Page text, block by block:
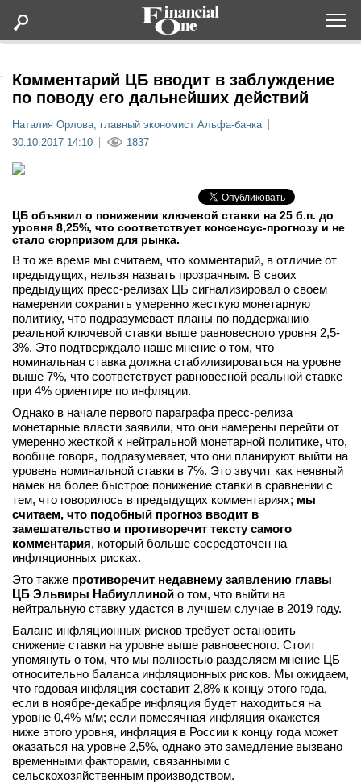
Статьи
Мероприятия
Новости
Интервью
вконтакте
телеграм
Стать автором
Вход
Комментарий ЦБ вводит в заблуждение
по поводу его дальнейших действий
Наталия Орлова, главный экономист Альфа-банка
30.10.2017 14:10
1837
ЦБ объявил о понижении ключевой ставки на 25 б.п. до
уровня 8,25%, что соответствует консенсус-прогнозу и не
стало сюрпризом для рынка.
В то же время мы считаем, что комментарий, в отличие от
предыдущих, нельзя назвать прозрачным. В своих
предыдущих пресс-релизах ЦБ сигнализировал о своем
намерении сохранить умеренно жесткую монетарную
политику, что подразумевает планы по поддержанию
реальной ключевой ставки выше равновесного уровня 2,5-
3%. Это подтверждало наше мнение о том, что
номинальная ставка должна стабилизироваться на уровне
выше 7%, что соответствует равновесной реальной ставке
при 4% ориентире по инфляции.
Однако в начале первого параграфа пресс-релиза
монетарные власти заявили, что они намерены перейти от
умеренно жесткой к нейтральной монетарной политике, что,
вообще говоря, подразумевает, что они планируют выйти на
уровень номинальной ставки в 7%. Это звучит как неявный
намек на более быстрое понижение ставки в сравнении с
тем, что говорилось в предыдущих комментариях; мы
считаем, что подобный прогноз вводит в
замешательство и противоречит тексту самого
комментария, который больше сосредоточен на
инфляционных рисках.
Это также противоречит недавнему заявлению главы
ЦБ Эльвиры Набиуллиной о том, что выйти на
нейтральную ставку удастся в лучшем случае в 2019 году.
Баланс инфляционных рисков требует остановить
снижение ставки на уровне выше равновесного. Стоит
упомянуть о том, что мы полностью разделяем мнение ЦБ
относительно баланса инфляционных рисков. Мы ожидаем,
что годовая инфляция составит 2,8% к концу этого года,
если в ноябре-декабре инфляция будет находиться на
уровне 0,4% м/м; если помесячная инфляция окажется
ниже этого уровня, инфляция в России к концу года может
оказаться на уровне 2,5%, однако это замедление вызвано
временными факторами, связанными с
сельскохозяйственным производством.